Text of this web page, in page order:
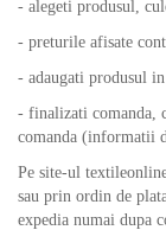
- alegeti produsul,
- preturile afisate
- adaugati produsul
- finalizati comanda,
comanda (informatii
Pe site-ul
sau prin ordin de
expedia numai dupa